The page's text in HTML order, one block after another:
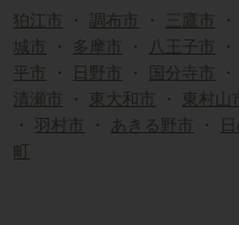
狛江市 ・ 調布市 ・ 三鷹市 ・
城市
・ 多摩市 ・ 八王子市 ・
平市
・ 日野市 ・ 国分寺市 ・
清瀬市
・ 東大和市 ・ 東村山
・ 羽村市 ・ あきる野市 ・
町